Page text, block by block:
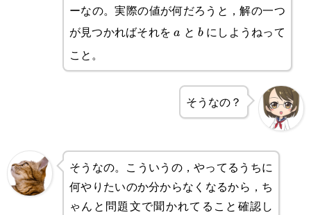
ーなの。実際の値が何だろうと，解の一つ
が見つかればそれをa
a と b
b にしようねって
こと。
そうなの？
そうなの。こういうの，やってるうちに
何やりたいのか分からなくなるから，ち
ゃんと問題文で聞かれてること確認し